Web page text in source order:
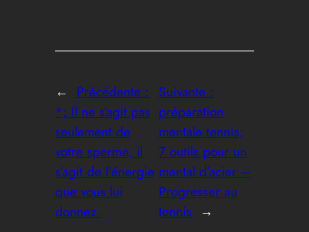
← Précédente :
*; Il ne s’agit pas
seulement de
votre sperme, il
s’agit de l’énergie
que vous lui
donnez.
Suivante :
préparation
mentale tennis;
7 outils pour un
mental d’acier –
Progresser au
tennis →